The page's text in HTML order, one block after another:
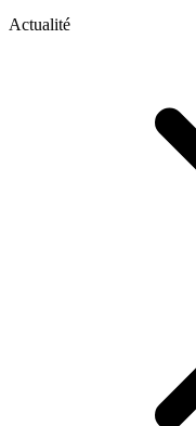
Actualité